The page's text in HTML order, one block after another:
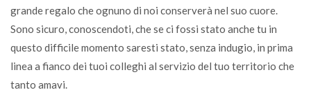
grande regalo che ognuno di noi conserverà nel suo cuore.
Sono sicuro, conoscendoti, che se ci fossi stato anche tu in
questo difficile momento saresti stato, senza indugio, in prima
linea a fianco dei tuoi colleghi al servizio del tuo territorio che
tanto amavi.